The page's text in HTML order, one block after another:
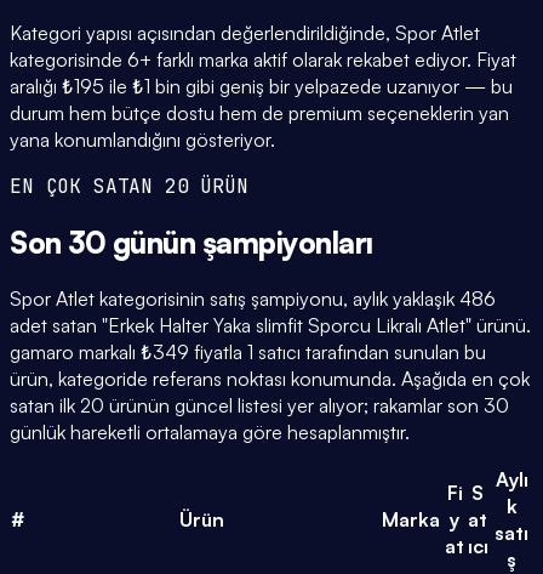
Kategori yapısı açısından değerlendirildiğinde, Spor Atlet
kategorisinde 6+ farklı marka aktif olarak rekabet ediyor. Fiyat
aralığı ₺195 ile ₺1 bin gibi geniş bir yelpazede uzanıyor — bu
durum hem bütçe dostu hem de premium seçeneklerin yan
yana konumlandığını gösteriyor.
EN ÇOK SATAN 20 ÜRÜN
Son 30 günün şampiyonları
Spor Atlet kategorisinin satış şampiyonu, aylık yaklaşık 486
adet satan "Erkek Halter Yaka slimfit Sporcu Likralı Atlet" ürünü.
gamaro markalı ₺349 fiyatla 1 satıcı tarafından sunulan bu
ürün, kategoride referans noktası konumunda. Aşağıda en çok
satan ilk 20 ürünün güncel listesi yer alıyor; rakamlar son 30
günlük hareketli ortalamaya göre hesaplanmıştır.
# Ürün Marka
Fi
y
at
S
at
ıcı
Aylı
k
satı
ş